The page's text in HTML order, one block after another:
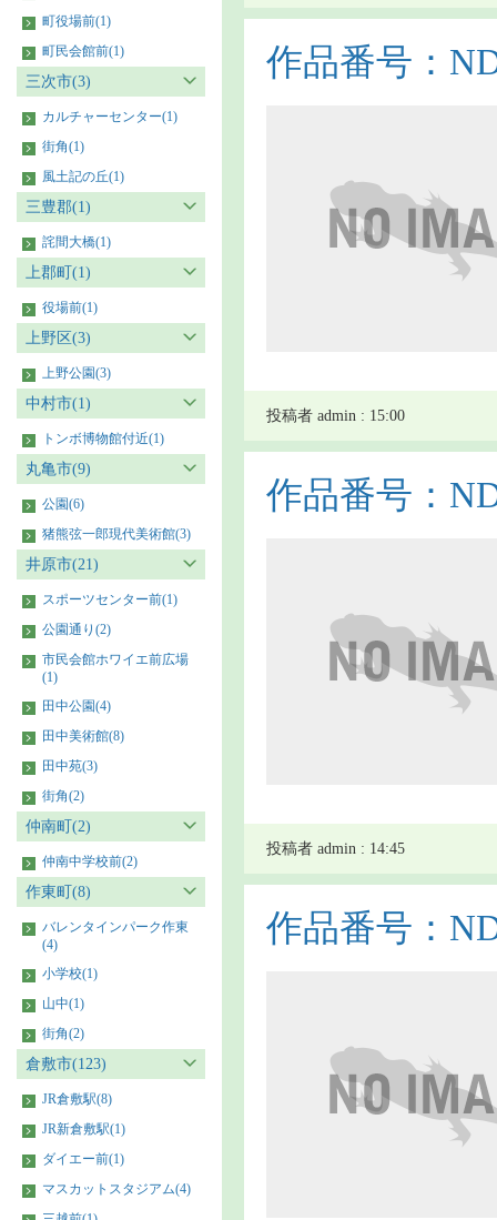
作品番号：
投稿者 admin : 15:00
作品番号：
投稿者 admin : 14:45
作品番号：
町役場前(1)
町民会館前(1)
三次市(3)
カルチャーセンター(1)
街角(1)
風土記の丘(1)
三豊郡(1)
詫間大橋(1)
上郡町(1)
役場前(1)
上野区(3)
上野公園(3)
中村市(1)
トンボ博物館付近(1)
丸亀市(9)
公園(6)
猪熊弦一郎現代美術館(3)
井原市(21)
スポーツセンター前(1)
公園通り(2)
市民会館ホワイエ前広場
(1)
田中公園(4)
田中美術館(8)
田中苑(3)
街角(2)
仲南町(2)
仲南中学校前(2)
作東町(8)
バレンタインパーク作東
(4)
小学校(1)
山中(1)
街角(2)
倉敷市(123)
JR倉敷駅(8)
JR新倉敷駅(1)
ダイエー前(1)
マスカットスタジアム(4)